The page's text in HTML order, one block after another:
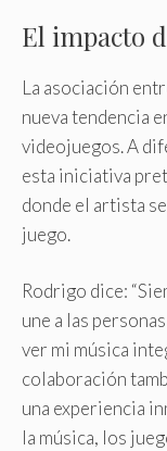
El impacto
La asociación
nueva tendencia
videojuegos. A
esta iniciativa
donde el artista
juego.
Rodrigo dice:
une a las
ver mi música
colaboración
una experiencia
la música, los